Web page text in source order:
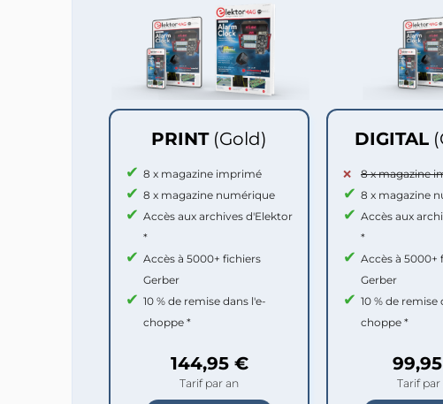
PRINT (Gold)
8 x magazine imprimé
8 x magazine numérique
Accès aux archives d'Elektor
*
Accès à 5000+ fichiers
Gerber
10 % de remise dans l'e-
choppe *
144,95 €
Tarif par an
DIGITAL
8 x magazine
8 x magazine
Accès aux
*
Accès à 5000+
Gerber
10 % de remise
choppe *
Tarif par